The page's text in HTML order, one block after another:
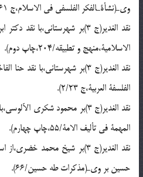
وىـ(نشأةـالفكر الفلسفى فى الاسلام،ج 1/61ـ62،چاپ دوم).
نقد الغدير(ج 3)بر شهرستانى،با
الاسلامية،منهج و تطبيقه/204،چاپ دوم).
نقد الغدير(ج 3)بر شهرستانى،با
الفلسفة العربية،ج 2/23).
نقد الغدير(ج 3)بر محمود شكرى
المهمة فى تأليف الامة/55،چاپ چهارم).
نقد الغدير(ج 3)بر شيخ محمد
حسين بر وىـ(مذكرات طه حسين/66).